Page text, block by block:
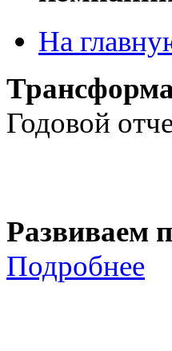
На
Годовой
Развиваем
Подробнее